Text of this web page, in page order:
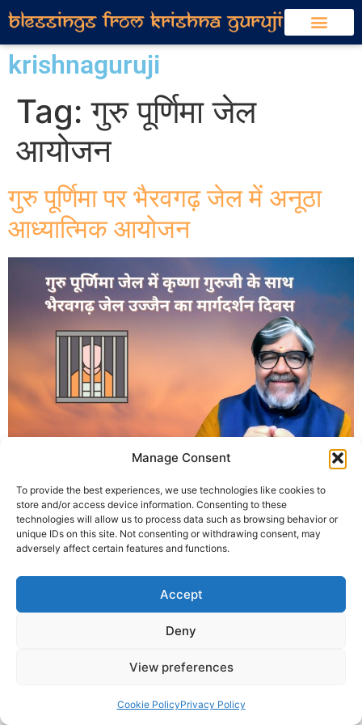
Manage Consent
To provide the best experiences, we use technologies like cookies to
store and/or access device information. Consenting to these
technologies will allow us to process data such as browsing behavior or
unique IDs on this site. Not consenting or withdrawing consent, may
adversely affect certain features and functions.
Accept
Deny
View preferences
Cookie PolicyPrivacy Policy
krishnaguruji
Tag:गुरु पूर्णिमा जेल
आयोजन
गुरु पूर्णिमा पर भैरवगढ़ जेल में अनूठा
आध्यात्मिक आयोजन
गुरु पूर्णिमा जेल आयोजन | भैरवगढ़ जेल उज्जैन में कृष्णा गुरुजी का मार्गदर्शन
आषाढ़ शुक्ल पक्ष की पूर्णिमा को गुरु पूर्णिमा कहा जाता है। इस बार उज्जैन
की भैरवगढ़ केंद्रीय जेल में अनूठा आयोजन हुआ। इसे गुरु पूर्णिमा जेल
आयोजन नाम दिया गया। […]